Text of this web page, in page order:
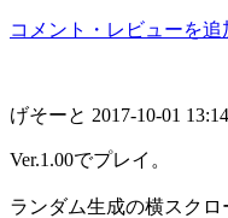
コメント・レビューを追
げそーと 2017-10-01
Ver.1.00でプレイ。
ランダム生成の横スク